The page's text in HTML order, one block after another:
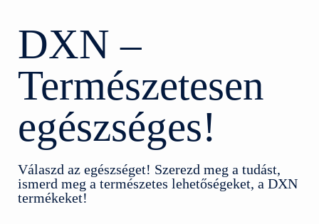
DXN –
Természetesen
egészséges!
Válaszd az egészséget! Szerezd meg a tudást,
ismerd meg a természetes lehetőségeket, a DXN
termékeket!